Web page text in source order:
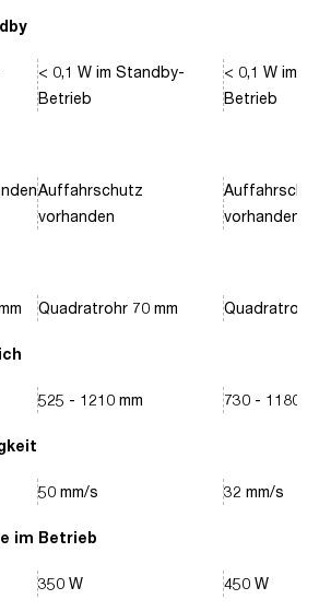
im Betrieb
< 0,1 W im Standby-
Betrieb
Auffahrschutz
vorhanden
Quadratrohr 70 mm
525 - 1210 mm
50 mm/s
350 W
< 0,1 W im
Betrieb
vorhanden
Quadratrohr
730 - 1180
32 mm/s
450 W